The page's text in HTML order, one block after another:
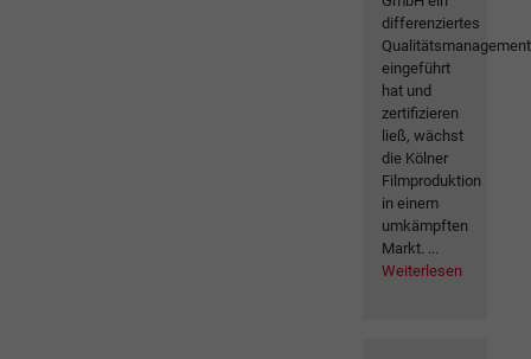
differenziertes
Qualitätsmanagement
eingeführt
hat und
zertifizieren
ließ, wächst
die Kölner
Filmproduktion
in einem
umkämpften
Markt. ...
Weiterlesen